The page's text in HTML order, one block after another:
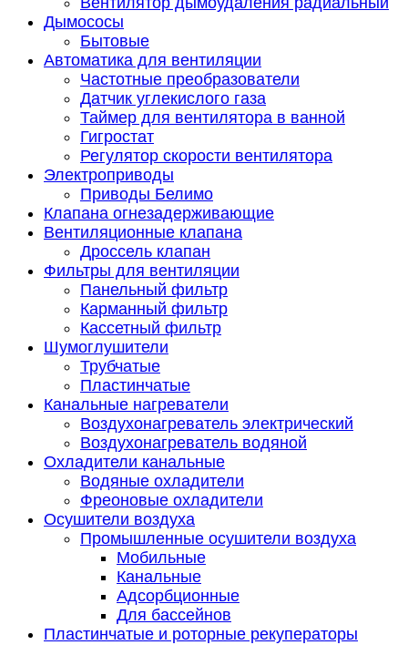
Дымососы
Бытовые
Автоматика для вентиляции
Частотные преобразователи
Датчик углекислого газа
Таймер для вентилятора в ванной
Гигростат
Регулятор скорости вентилятора
Электроприводы
Приводы Белимо
Клапана огнезадерживающие
Вентиляционные клапана
Дроссель клапан
Фильтры для вентиляции
Панельный фильтр
Карманный фильтр
Кассетный фильтр
Шумоглушители
Трубчатые
Пластинчатые
Канальные нагреватели
Воздухонагреватель электрический
Воздухонагреватель водяной
Охладители канальные
Водяные охладители
Фреоновые охладители
Осушители воздуха
Промышленные осушители воздуха
Мобильные
Канальные
Адсорбционные
Для бассейнов
Пластинчатые и роторные рекуператоры